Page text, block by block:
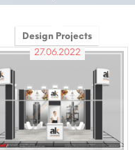
Design Projects
27.06.2022